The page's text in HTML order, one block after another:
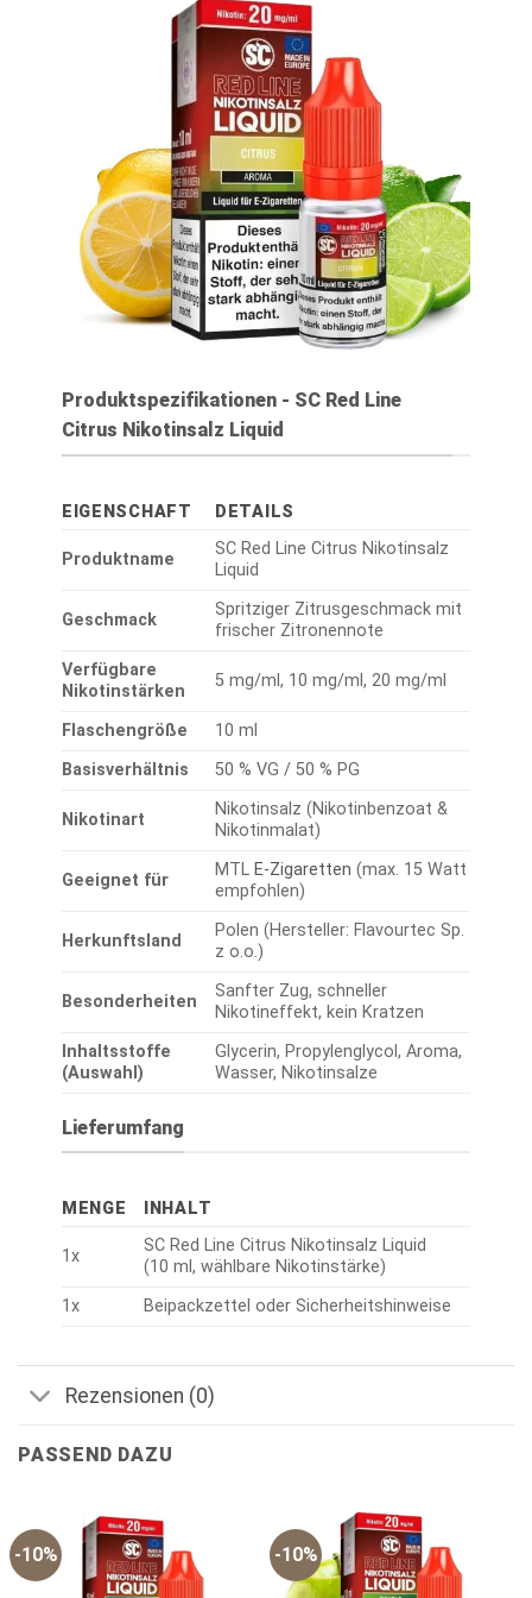
Produktspezifikationen - SC Red Line
Citrus Nikotinsalz Liquid
EIGENSCHAFT DETAILS
Produktname
SC Red Line Citrus Nikotinsalz
Liquid
Geschmack
Spritziger Zitrusgeschmack mit
frischer Zitronennote
Verfügbare
Nikotinstärken
5 mg/ml, 10 mg/ml, 20 mg/ml
Flaschengröße
10 ml
Basisverhältnis
50 % VG / 50 % PG
Nikotinart
Nikotinsalz (Nikotinbenzoat &
Nikotinmalat)
Geeignet für
MTL E-Zigaretten (max. 15 Watt
empfohlen)
Herkunftsland
Polen (Hersteller: Flavourtec Sp.
z o.o.)
Besonderheiten
Sanfter Zug, schneller
Nikotineffekt, kein Kratzen
Inhaltsstoffe
(Auswahl)
Glycerin, Propylenglycol, Aroma,
Wasser, Nikotinsalze
Lieferumfang
MENGE INHALT
1x
SC Red Line Citrus Nikotinsalz Liquid
(10 ml, wählbare Nikotinstärke)
1x
Beipackzettel oder Sicherheitshinweise
Rezensionen (0)
PASSEND DAZU
-10% -10%